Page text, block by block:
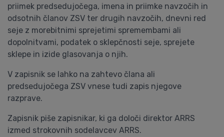
priimek predsedujočega, imena in priimke navzočih in
odsotnih članov ZSV ter drugih navzočih, dnevni red
seje z morebitnimi sprejetimi spremembami ali
dopolnitvami, podatek o sklepčnosti seje, sprejete
sklepe in izide glasovanja o njih.
V zapisnik se lahko na zahtevo člana ali
predsedujočega ZSV vnese tudi zapis njegove
razprave.
Zapisnik piše zapisnikar, ki ga določi direktor ARRS
izmed strokovnih sodelavcev ARRS.